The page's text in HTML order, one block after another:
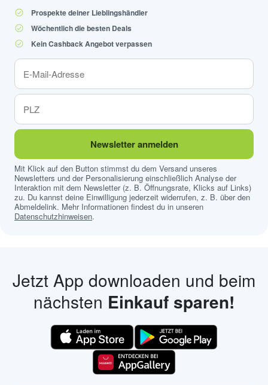
Prospekte deiner Lieblingshändler
Wöchentlich die besten Deals
Kein Cashback Angebot verpassen
Newsletter anmelden
Mit Klick auf den Button stimmst du dem Versand unseres
Newsletters und der Personalisierung einschließlich Analyse der
Interaktion mit dem Newsletter (z. B. Öffnungsrate, Klicks auf Links)
zu. Du kannst deine Einwilligung jederzeit widerrufen, z. B. über den
Abmeldelink. Mehr Informationen findest du in unseren
Datenschutzhinweisen.
Jetzt App downloaden und beim
nächsten Einkauf sparen!